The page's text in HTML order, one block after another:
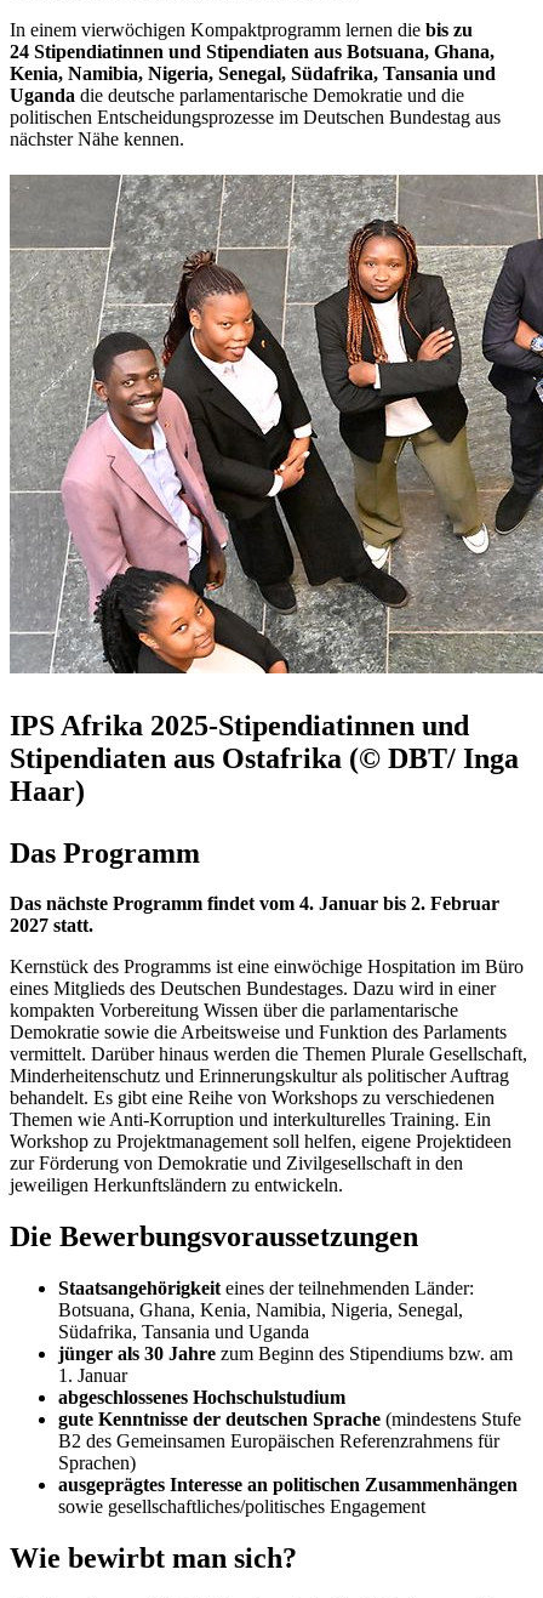
In einem vierwöchigen Kompaktprogramm lernen die bis zu
24 Stipendiatinnen und Stipendiaten aus Botsuana, Ghana,
Kenia, Namibia, Nigeria, Senegal, Südafrika, Tansania und
Uganda die deutsche parlamentarische Demokratie und die
politischen Entscheidungsprozesse im Deutschen Bundestag aus
nächster Nähe kennen.
IPS Afrika 2025-Stipendiatinnen und
Stipendiaten aus Ostafrika (© DBT/ Inga
Haar)
Das Programm
Das nächste Programm findet vom 4. Januar bis 2. Februar
2027 statt.
Kernstück des Programms ist eine einwöchige Hospitation im Büro
eines Mitglieds des Deutschen Bundestages. Dazu wird in einer
kompakten Vorbereitung Wissen über die parlamentarische
Demokratie sowie die Arbeitsweise und Funktion des Parlaments
vermittelt. Darüber hinaus werden die Themen Plurale Gesellschaft,
Minderheitenschutz und Erinnerungskultur als politischer Auftrag
behandelt. Es gibt eine Reihe von Workshops zu verschiedenen
Themen wie Anti-Korruption und interkulturelles Training. Ein
Workshop zu Projektmanagement soll helfen, eigene Projektideen
zur Förderung von Demokratie und Zivilgesellschaft in den
jeweiligen Herkunftsländern zu entwickeln.
Die Bewerbungsvoraussetzungen
Staatsangehörigkeit eines der teilnehmenden Länder:
Botsuana, Ghana, Kenia, Namibia, Nigeria, Senegal,
Südafrika, Tansania und Uganda
jünger als 30 Jahre zum Beginn des Stipendiums bzw. am
1. Januar
abgeschlossenes Hochschulstudium
gute Kenntnisse der deutschen Sprache (mindestens Stufe
B2 des Gemeinsamen Europäischen Referenzrahmens für
Sprachen)
ausgeprägtes Interesse an politischen Zusammenhängen
sowie gesellschaftliches/politisches Engagement
Wie bewirbt man sich?